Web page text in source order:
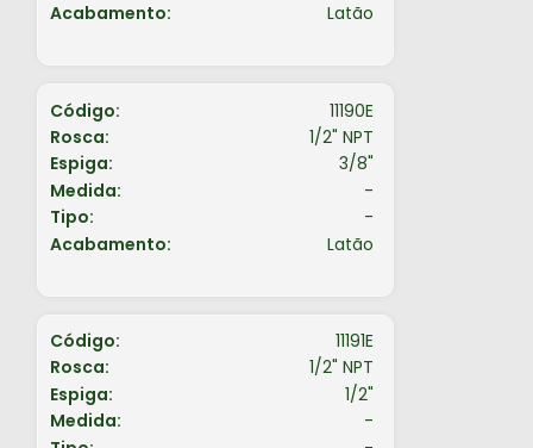
Acabamento:
Latão
Código:
11190E
Rosca:
1/2" NPT
Espiga:
3/8"
Medida:
-
Tipo:
-
Acabamento:
Latão
Código:
11191E
Rosca:
1/2" NPT
Espiga:
1/2"
Medida:
-